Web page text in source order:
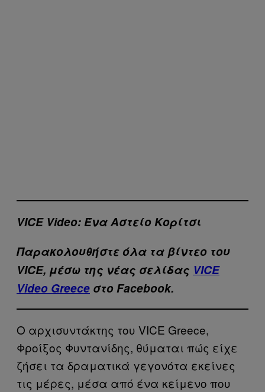
VICE Video: Ένα Αστείο Κορίτσι
Παρακολουθήστε όλα τα βίντεo του
VICE, μέσω της νέας σελίδας VICE
Video Greece στο Facebook.
Ο αρχισυντάκτης του VICE Greece,
Φροίξος Φυντανίδης, θύμαται πώς είχε
ζήσει τα δραματικά γεγονότα εκείνες
τις μέρες, μέσα από ένα κείμενο που